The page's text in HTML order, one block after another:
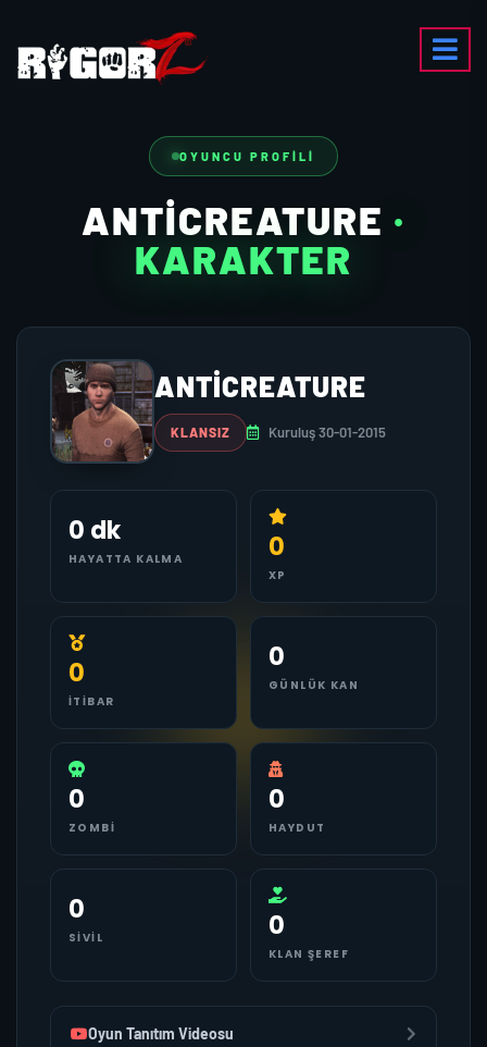
OYUNCU PROFILI
ANTICREATURE ·
KARAKTER
ANTICREATURE
KLANSIZ Kuruluş 30-01-2015
0 dk
HAYATTA KALMA 0
XP
0
İTIBAR
0
GÜNLÜK KAN
0
ZOMBI
0
HAYDUT
0
SIVIL 0
KLAN ŞEREF
Oyun Tanıtım Videosu